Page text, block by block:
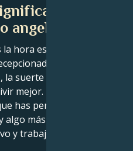
la hora
angelical 0303?
hora espejo
por los demás.
suerte y el amor
mejor. Ten la
has perdido en el
más en el futuro.
y trabajar duro.